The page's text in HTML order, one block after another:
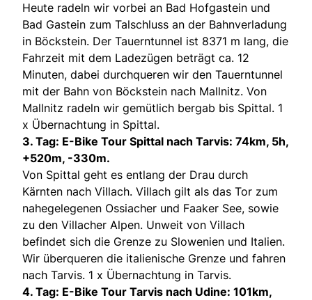
Heute radeln wir vorbei an Bad Hofgastein und
Bad Gastein zum Talschluss an der Bahnverladung
in Böckstein. Der Tauerntunnel ist 8371 m lang, die
Fahrzeit mit dem Ladezügen beträgt ca. 12
Minuten, dabei durchqueren wir den Tauerntunnel
mit der Bahn von Böckstein nach Mallnitz. Von
Mallnitz radeln wir gemütlich bergab bis Spittal. 1
x Übernachtung in Spittal.
3. Tag: E-Bike Tour Spittal nach Tarvis: 74km, 5h,
+520m, -330m.
Von Spittal geht es entlang der Drau durch
Kärnten nach Villach. Villach gilt als das Tor zum
nahegelegenen Ossiacher und Faaker See, sowie
zu den Villacher Alpen. Unweit von Villach
befindet sich die Grenze zu Slowenien und Italien.
Wir überqueren die italienische Grenze und fahren
nach Tarvis. 1 x Übernachtung in Tarvis.
4. Tag: E-Bike Tour Tarvis nach Udine: 101km,